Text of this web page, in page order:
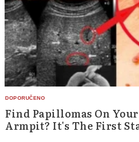
Find Papillomas On
Armpit? It's The First